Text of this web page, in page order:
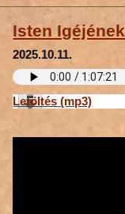
Isten
2025.10.11.
Letöltés (mp3)